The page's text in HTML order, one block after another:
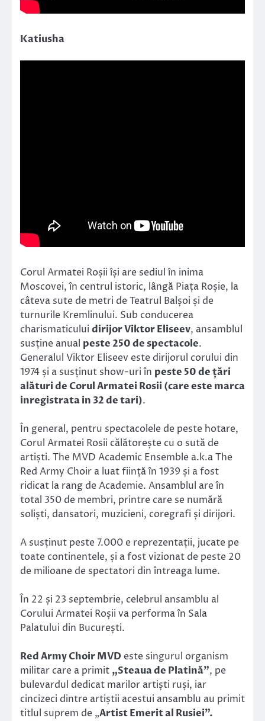
Katiusha
Corul Armatei Roșii își are sediul în inima
Moscovei, în centrul istoric, lângă Piața Roșie, la
câteva sute de metri de Teatrul Balșoi și de
turnurile Kremlinului. Sub conducerea
charismaticului dirijor Viktor Eliseev, ansamblul
susține anual peste 250 de spectacole.
Generalul Viktor Eliseev este dirijorul corului din
1974 și a susținut show-uri în peste 50 de țări
alături de Corul Armatei Rosii (care este marca
inregistrata in 32 de tari).
În general, pentru spectacolele de peste hotare,
Corul Armatei Rosii călătorește cu o sută de
artiști. The MVD Academic Ensemble a.k.a The
Red Army Choir a luat ființă în 1939 și a fost
ridicat la rang de Academie. Ansamblul are în
total 350 de membri, printre care se numără
soliști, dansatori, muzicieni, coregrafi și dirijori.
A susținut peste 7.000 e reprezentații, jucate pe
toate continentele, și a fost vizionat de peste 20
de milioane de spectatori din întreaga lume.
În 22 și 23 septembrie, celebrul ansamblu al
Corului Armatei Roșii va performa în Sala
Palatului din București.
Red Army Choir MVD este singurul organism
militar care a primit „Steaua de Platină”, pe
bulevardul dedicat marilor artiști ruși, iar
cincizeci dintre artiștii acestui ansamblu au primit
titlul suprem de „Artist Emerit al Rusiei”.